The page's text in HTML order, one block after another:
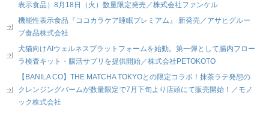
表示食品）8月18日（火）数量限定発売／株式会社ファンケル
機能性表示食品『ココカラケア睡眠プレミアム』 新発売／アサヒグルー
プ食品株式会社
犬猫向けAIウェルネスプラットフォームを始動。第一弾として腸内フロー
ラ検査キット・腸活サプリを提供開始／株式会社PETOKOTO
【BANILA CO】THE MATCHA TOKYOとの限定コラボ！抹茶ラテ発想の
クレンジングバームが数量限定で7月下旬より店頭にて販売開始！／モノ
ック株式会社